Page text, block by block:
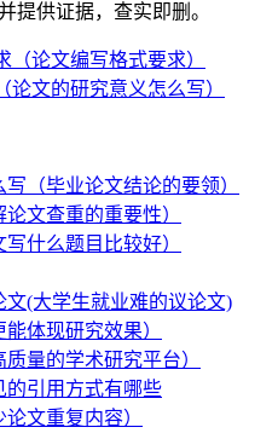
提供证据，查实即删。
（论文编写格式要求）
论文的研究意义怎么写）
（毕业论文结论的要领）
文查重的重要性）
什么题目比较好）
(大学生就业难的议论文)
体现研究效果）
量的学术研究平台）
的引用方式有哪些
文重复内容）